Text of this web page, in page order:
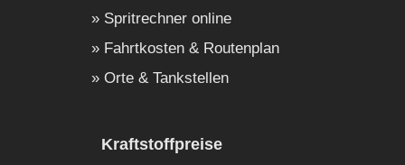
Spritrechner online
Fahrtkosten & Routenplan
Orte & Tankstellen
Kraftstoffpreise